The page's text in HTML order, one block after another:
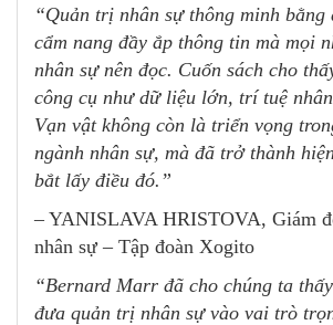
“Quản trị nhân sự thông minh
cẩm nang đầy ắp thông tin mà mọi
nhân sự nên đọc. Cuốn sách cho
công cụ như dữ liệu lớn, trí tuệ
Vạn vật không còn là triển vọng
ngành nhân sự, mà đã trở thành
bắt lấy điều đó.”
– YANISLAVA HRISTOVA, Giám
nhân sự – Tập đoàn Xogito
“Bernard Marr đã cho chúng ta
đưa quản trị nhân sự vào vai trò